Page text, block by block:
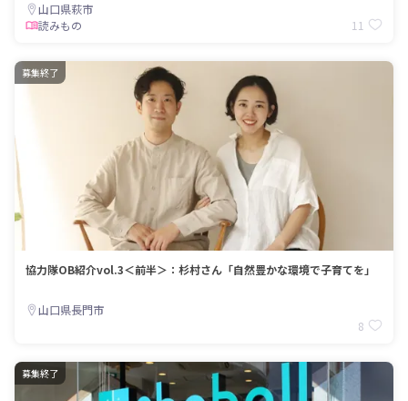
山口県萩市
読みもの
11
募集終了
協力隊OB紹介vol.3＜前半＞：杉村さん「自然豊かな環境で子育てを」
山口県長門市
8
募集終了